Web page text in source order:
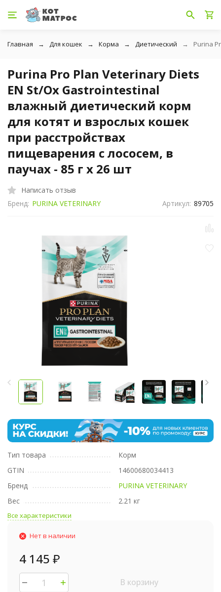
Главная Для кошек Корма Диетический Purina
Purina Pro Plan Veterinary Diets
EN St/Ox Gastrointestinal
влажный диетический корм
для котят и взрослых кошек
при расстройствах
пищеварения с лососем, в
паучах - 85 г х 26 шт
Написать отзыв
Бренд: PURINA VETERINARY Артикул: 89705
Тип товара
Корм
GTIN
14600680034413
Бренд
PURINA VETERINARY
Вес
2.21 кг
Все характеристики
Нет в наличии
4 145 ₽
В корзину